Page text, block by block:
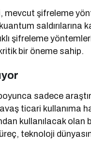
mevcut şifreleme
saldırılarına
şifreleme
bir öneme sahip.
sadece
ticari kullanıma
kullanılacak
teknoloji